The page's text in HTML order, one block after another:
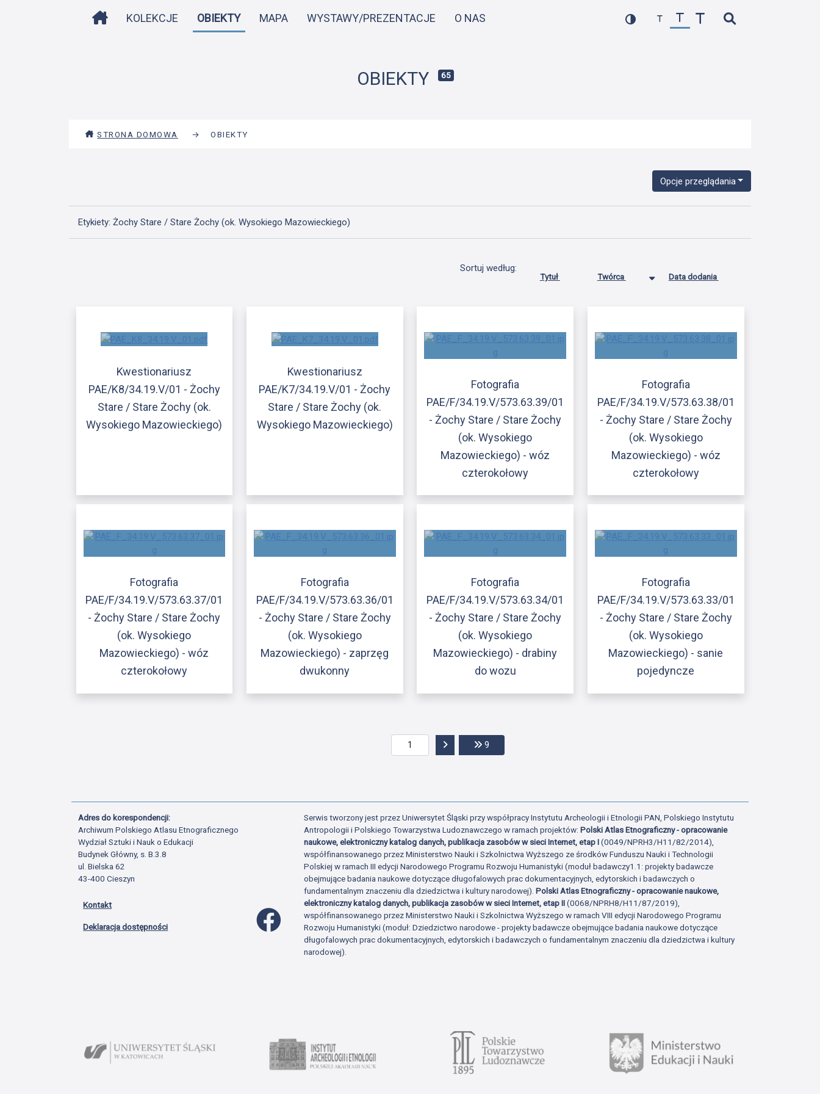
do
STRONA DOMOWA
KOLEKCJE OBIEKTY MAPA WYSTAWY/PREZENTACJE O NAS
OBIEKTY 65
STRONA DOMOWA → OBIEKTY
Opcje przeglądania
Etykiety: Żochy Stare / Stare Żochy (ok. Wysokiego Mazowieckiego)
Sortuj według:
Tytuł Twórca Data dodania
Kwestionariusz
PAE/K8/34.19.V/01 - Żochy
Stare / Stare Żochy (ok.
Wysokiego Mazowieckiego)
Kwestionariusz
PAE/K7/34.19.V/01 - Żochy
Stare / Stare Żochy (ok.
Wysokiego Mazowieckiego)
Fotografia
PAE/F/34.19.V/573.63.39/01
- Żochy Stare / Stare Żochy
(ok. Wysokiego
Mazowieckiego) - wóz
czterokołowy
Fotografia
PAE/F/34.19.V/573.63.38/01
- Żochy Stare / Stare Żochy
(ok. Wysokiego
Mazowieckiego) - wóz
czterokołowy
Fotografia
PAE/F/34.19.V/573.63.37/01
- Żochy Stare / Stare Żochy
(ok. Wysokiego
Mazowieckiego) - wóz
czterokołowy
Fotografia
PAE/F/34.19.V/573.63.36/01
- Żochy Stare / Stare Żochy
(ok. Wysokiego
Mazowieckiego) - zaprzęg
dwukonny
Fotografia
PAE/F/34.19.V/573.63.34/01
- Żochy Stare / Stare Żochy
(ok. Wysokiego
Mazowieckiego) - drabiny
do wozu
Fotografia
PAE/F/34.19.V/573.63.33/01
- Żochy Stare / Stare Żochy
(ok. Wysokiego
Mazowieckiego) - sanie
pojedyncze
Przejdź do następnej strony
9
Adres do korespondencji:
Archiwum Polskiego Atlasu Etnograficznego
Wydział Sztuki i Nauk o Edukacji
Budynek Główny, s. B.3.8
ul. Bielska 62
43-400 Cieszyn
Kontakt
Deklaracja dostępności
Profil Facebook
Serwis tworzony jest przez Uniwersytet Śląski przy współpracy Instytutu Archeologii i Etnologii PAN, Polskiego Instytutu
Antropologii i Polskiego Towarzystwa Ludoznawczego w ramach projektów:Polski Atlas Etnograficzny - opracowanie
naukowe, elektroniczny katalog danych, publikacja zasobów w sieci Internet, etap I(0049/NPRH3/H11/82/2014),
współfinansowanego przez Ministerstwo Nauki i Szkolnictwa Wyższego ze środków Funduszu Nauki i Technologii
Polskiej w ramach III edycji Narodowego Programu Rozwoju Humanistyki (moduł badawczy1.1: projekty badawcze
obejmujące badania naukowe dotyczące długofalowych prac dokumentacyjnych, edytorskich i badawczych o
fundamentalnym znaczeniu dla dziedzictwa i kultury narodowej).Polski Atlas Etnograficzny - opracowanie naukowe,
elektroniczny katalog danych, publikacja zasobów w sieci Internet, etap II(0068/NPRH8/H11/87/2019),
współfinansowanego przez Ministerstwo Nauki i Szkolnictwa Wyższego w ramach VIII edycji Narodowego Programu
Rozwoju Humanistyki (moduł: Dziedzictwo narodowe - projekty badawcze obejmujące badania naukowe dotyczące
długofalowych prac dokumentacyjnych, edytorskich i badawczych o fundamentalnym znaczeniu dla dziedzictwa i kultury
narodowej).